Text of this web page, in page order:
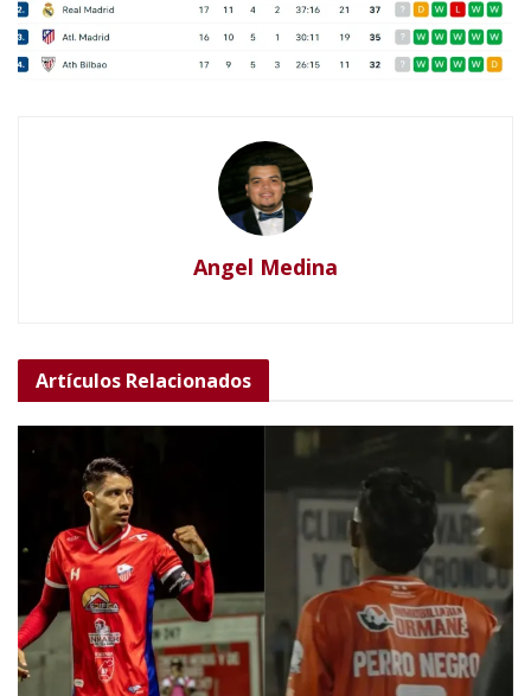
Angel Medina
Artículos Relacionados